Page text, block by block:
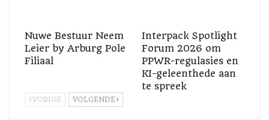
#Moderneplastiekafrika
Nuwe Bestuur Neem
Leier by Arburg Pole
Filiaal
Interpack Spotlight
Forum 2026 om
PPWR-regulasies en
KI-geleenthede aan
te spreek
VORIGE VOLGENDE